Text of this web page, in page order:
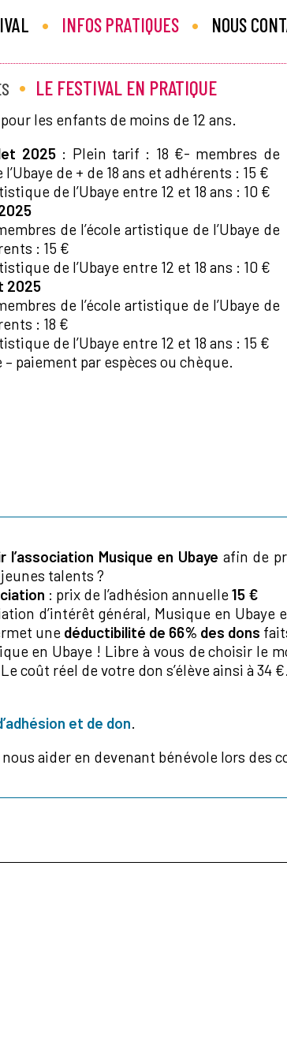
• INFOS PRATIQUES • NOUS
• LE FESTIVAL EN PRATIQUE
les enfants de moins de 12 ans.
2025: Plein tarif : 18 €- membres de
de + de 18 ans et adhérents : 15 €
de l’Ubaye entre 12 et 18 ans : 10 €
de l’école artistique de l’Ubaye de
: 15 €
de l’Ubaye entre 12 et 18 ans : 10 €
2025
de l’école artistique de l’Ubaye de
: 18 €
de l’Ubaye entre 12 et 18 ans : 15 €
paiement par espèces ou chèque.
l’association Musique en Ubaye afin de
jeunes talents ?
: prix de l’adhésion annuelle 15 €
d’intérêt général, Musique en
une déductibilité de 66% des dons
en Ubaye ! Libre à vous de choisir le
coût réel de votre don s’élève ainsi à 34 €.
et de don.
aider en devenant bénévole lors des